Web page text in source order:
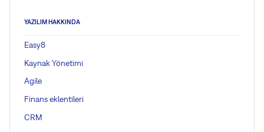
YAZILIM HAKKINDA
Easy8
Kaynak Yönetimi
Agile
Finans eklentileri
CRM